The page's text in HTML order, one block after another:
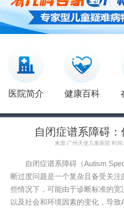
医院简介 健康百科
自闭症谱系障碍
来源:广州天使儿童医院 时
自闭症谱系障碍（Autism
断过度问题是一个复杂且备受关
些情况下，可能由于诊断标准的
以及社会和环境因素的变化，导